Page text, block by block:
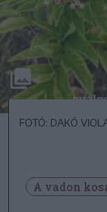
FOTÓ: DAKÓ
A vadon